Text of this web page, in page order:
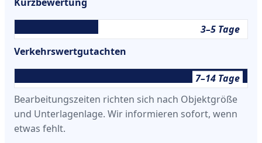
3–5 Tage
Verkehrswertgutachten
7–14 Tage
Bearbeitungszeiten richten sich nach Objektgröße
und Unterlagenlage. Wir informieren sofort, wenn
etwas fehlt.